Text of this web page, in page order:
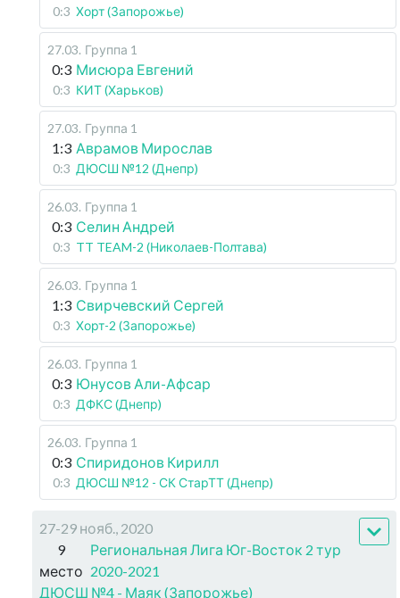
0:3 Хорт (Запорожье)
27.03. Группа 1
0:3 Мисюра Евгений
0:3 КИТ (Харьков)
27.03. Группа 1
1:3 Аврамов Мирослав
0:3 ДЮСШ №12 (Днепр)
26.03. Группа 1
0:3 Селин Андрей
0:3 TT TEAM-2 (Николаев-Полтава)
26.03. Группа 1
1:3 Свирчевский Сергей
0:3 Хорт-2 (Запорожье)
26.03. Группа 1
0:3 Юнусов Али-Афсар
0:3 ДФКС (Днепр)
26.03. Группа 1
0:3 Спиридонов Кирилл
0:3 ДЮСШ №12 - СК СтарТТ (Днепр)
27-29 нояб., 2020
9
место
Региональная Лига Юг-Восток 2 тур
2020-2021
ДЮСШ №4 - Маяк (Запорожье)